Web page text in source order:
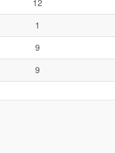
12
1
9
9